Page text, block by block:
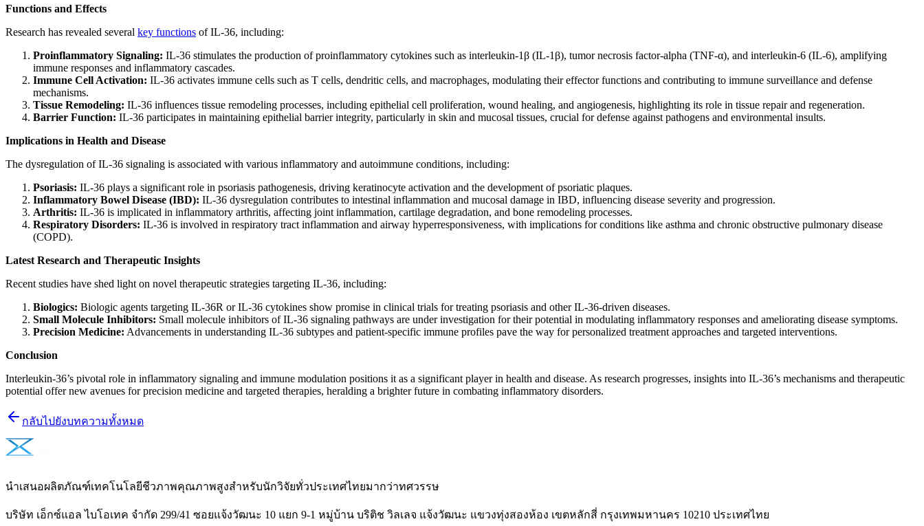
Functions and Effects
Research has revealed several key functions of IL-36, including:
Proinflammatory Signaling: IL-36 stimulates the production of proinflammatory cytokines such as interleukin-1β (IL-1β), tumor necrosis factor-alpha (TNF-α), and interleukin-6 (IL-6), amplifying
immune responses and inflammatory cascades.
Immune Cell Activation: IL-36 activates immune cells such as T cells, dendritic cells, and macrophages, modulating their effector functions and contributing to immune surveillance and defense
mechanisms.
Tissue Remodeling: IL-36 influences tissue remodeling processes, including epithelial cell proliferation, wound healing, and angiogenesis, highlighting its role in tissue repair and regeneration.
Barrier Function: IL-36 participates in maintaining epithelial barrier integrity, particularly in skin and mucosal tissues, crucial for defense against pathogens and environmental insults.
Implications in Health and Disease
The dysregulation of IL-36 signaling is associated with various inflammatory and autoimmune conditions, including:
Psoriasis: IL-36 plays a significant role in psoriasis pathogenesis, driving keratinocyte activation and the development of psoriatic plaques.
Inflammatory Bowel Disease (IBD): IL-36 dysregulation contributes to intestinal inflammation and mucosal damage in IBD, influencing disease severity and progression.
Arthritis: IL-36 is implicated in inflammatory arthritis, affecting joint inflammation, cartilage degradation, and bone remodeling processes.
Respiratory Disorders: IL-36 is involved in respiratory tract inflammation and airway hyperresponsiveness, with implications for conditions like asthma and chronic obstructive pulmonary disease
(COPD).
Latest Research and Therapeutic Insights
Recent studies have shed light on novel therapeutic strategies targeting IL-36, including:
Biologics: Biologic agents targeting IL-36R or IL-36 cytokines show promise in clinical trials for treating psoriasis and other IL-36-driven diseases.
Small Molecule Inhibitors: Small molecule inhibitors of IL-36 signaling pathways are under investigation for their potential in modulating inflammatory responses and ameliorating disease symptoms.
Precision Medicine: Advancements in understanding IL-36 subtypes and patient-specific immune profiles pave the way for personalized treatment approaches and targeted interventions.
Conclusion
Interleukin-36’s pivotal role in inflammatory signaling and immune modulation positions it as a significant player in health and disease. As research progresses, insights into IL-36’s mechanisms and therapeutic
potential offer new avenues for precision medicine and targeted therapies, heralding a brighter future in combating inflammatory disorders.
กลับไปยังบทความทั้งหมด
นำเสนอผลิตภัณฑ์เทคโนโลยีชีวภาพคุณภาพสูงสำหรับนักวิจัยทั่วประเทศไทยมากว่าทศวรรษ
บริษัท เอ็กซ์แอล ไบโอเทค จำกัด 299/41 ซอยแจ้งวัฒนะ 10 แยก 9-1 หมู่บ้าน บริติช วิลเลจ แจ้งวัฒนะ แขวงทุ่งสองห้อง เขตหลักสี่ กรุงเทพมหานคร 10210 ประเทศไทย